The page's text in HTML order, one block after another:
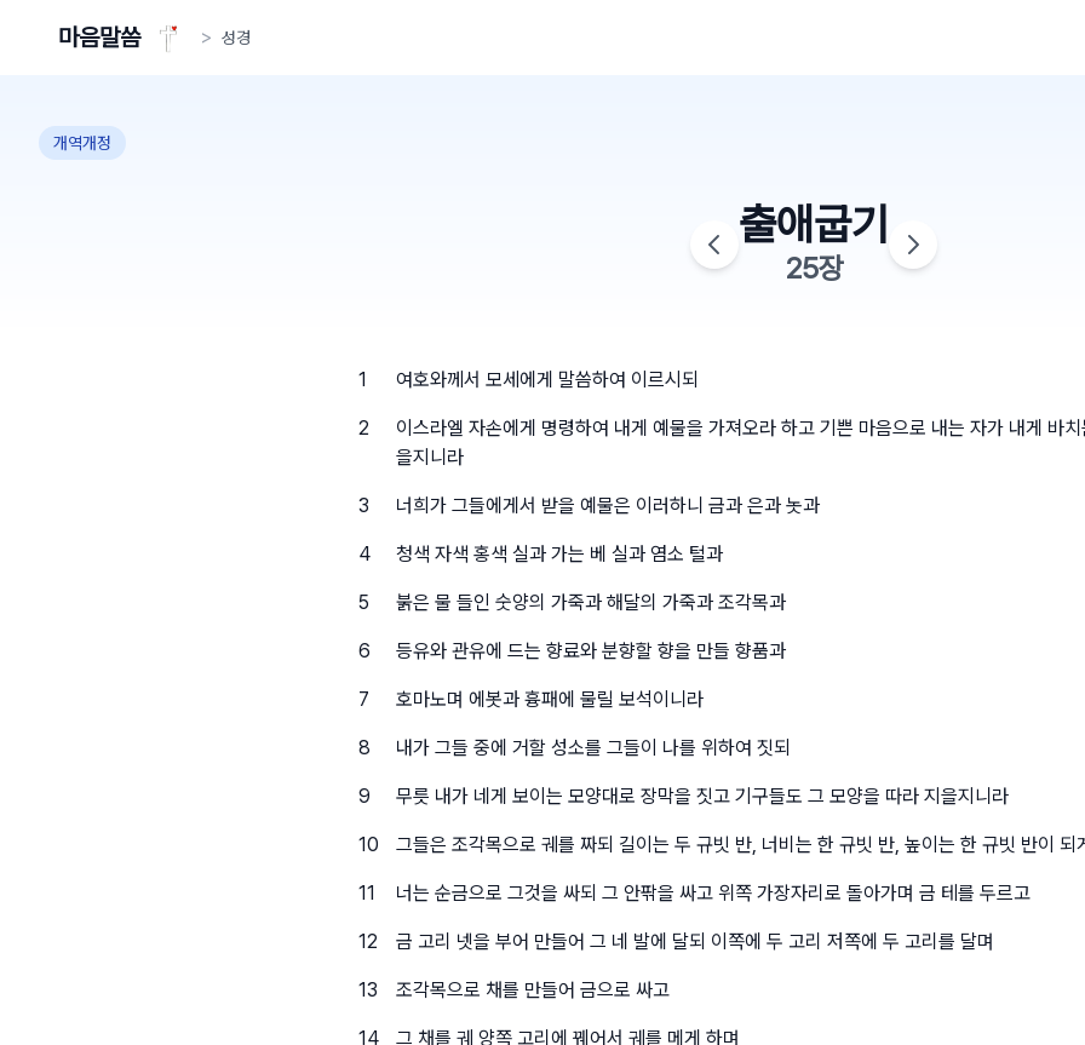
마음말씀 > 성경
개역개정
출애굽기
25장
1 여호와께서 모세에게 말씀하여 이르시되
2
이스라엘 자손에게 명령하여 내게 예물을 가져오라 하고 기쁜 마음으로 내는 자가 내게 바
을지니라
3 너희가 그들에게서 받을 예물은 이러하니 금과 은과 놋과
4 청색 자색 홍색 실과 가는 베 실과 염소 털과
5 붉은 물 들인 숫양의 가죽과 해달의 가죽과 조각목과
6 등유와 관유에 드는 향료와 분향할 향을 만들 향품과
7 호마노며 에봇과 흉패에 물릴 보석이니라
8 내가 그들 중에 거할 성소를 그들이 나를 위하여 짓되
9 무릇 내가 네게 보이는 모양대로 장막을 짓고 기구들도 그 모양을 따라 지을지니라
10 그들은 조각목으로 궤를 짜되 길이는 두 규빗 반, 너비는 한 규빗 반, 높이는 한 규빗 반이 되
11 너는 순금으로 그것을 싸되 그 안팎을 싸고 위쪽 가장자리로 돌아가며 금 테를 두르고
12 금 고리 넷을 부어 만들어 그 네 발에 달되 이쪽에 두 고리 저쪽에 두 고리를 달며
13 조각목으로 채를 만들어 금으로 싸고
14 그 채를 궤 양쪽 고리에 꿰어서 궤를 메게 하며